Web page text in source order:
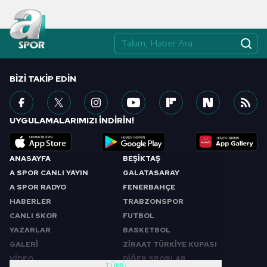
ANASAYFA
A SPOR CANLI YAYIN
A SPOR RADYO
HABERLER
CANLI SKOR
YAZARLAR
GALERİ
VİDEO
BEŞİKTAŞ
GALATASARAY
FENERBAHÇE
TRABZONSPOR
FUTBOL
BASKETBOL
ZİRAAT TÜRKİYE KUPASI
DİĞER SPORLAR
TÜMÜ
BIZI TAKIP EDIN
UYGULAMALARIMIZI İNDİRİN!